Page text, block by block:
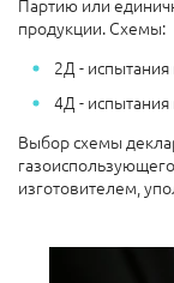
Партию или
продукции. Схемы:
2Д -
4Д -
Выбор схемы
изготовителем,